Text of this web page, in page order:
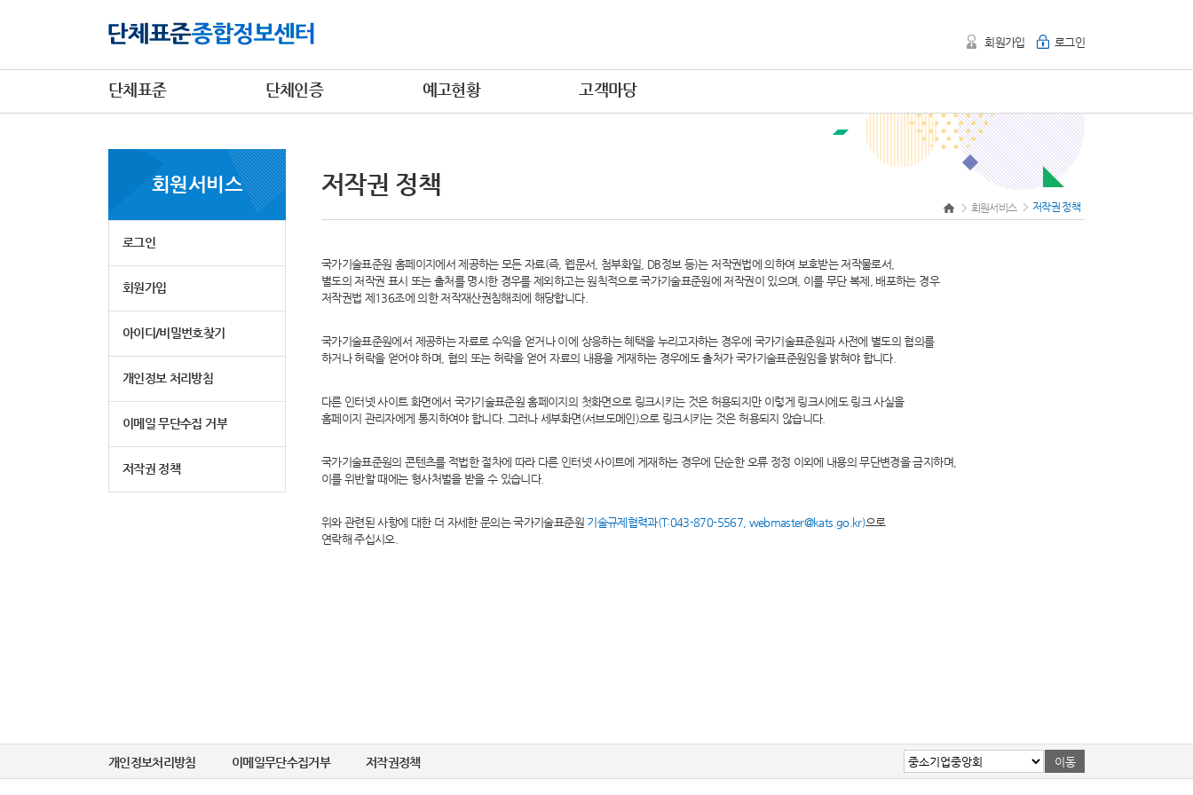
회원가입 로그인
단체표준 단체인증 예고현황 고객마당
회원서비스
로그인
회원가입
아이디/비밀번호찾기
개인정보 처리방침
이메일 무단수집 거부
저작권 정책
저작권 정책
회원서비스 저작권 정책
국가기술표준원 홈페이지에서 제공하는 모든 자료(즉, 웹문서, 첨부화일, DB정보 등)는 저작권법에 의하여 보호받는 저작물로서,
별도의 저작권 표시 또는 출처를 명시한 경우를 제외하고는 원칙적으로 국가기술표준원에 저작권이 있으며, 이를 무단 복제, 배포하는 경우
저작권법 제136조에 의한 저작재산권침해죄에 해당합니다.
국가기술표준원에서 제공하는 자료로 수익을 얻거나 이에 상응하는 혜택을 누리고자하는 경우에 국가기술표준원과 사전에 별도의 협의를
하거나 허락을 얻어야 하며, 협의 또는 허락을 얻어 자료의 내용을 게재하는 경우에도 출처가 국가기술표준원임을 밝혀야 합니다.
다른 인터넷 사이트 화면에서 국가기술표준원 홈페이지의 첫화면으로 링크시키는 것은 허용되지만 이렇게 링크시에도 링크 사실을
홈페이지 관리자에게 통지하여야 합니다. 그러나 세부화면(서브도메인)으로 링크시키는 것은 허용되지 않습니다.
국가기술표준원의 콘텐츠를 적법한 절차에 따라 다른 인터넷 사이트에 게재하는 경우에 단순한 오류 정정 이외에 내용의 무단변경을 금지하며,
이를 위반할 때에는 형사처벌을 받을 수 있습니다.
위와 관련된 사항에 대한 더 자세한 문의는 국가기술표준원 기술규제협력과(T:043-870-5567, webmaster@kats.go.kr)으로
연락해 주십시오.
개인정보처리방침 이메일무단수집거부 저작권정책